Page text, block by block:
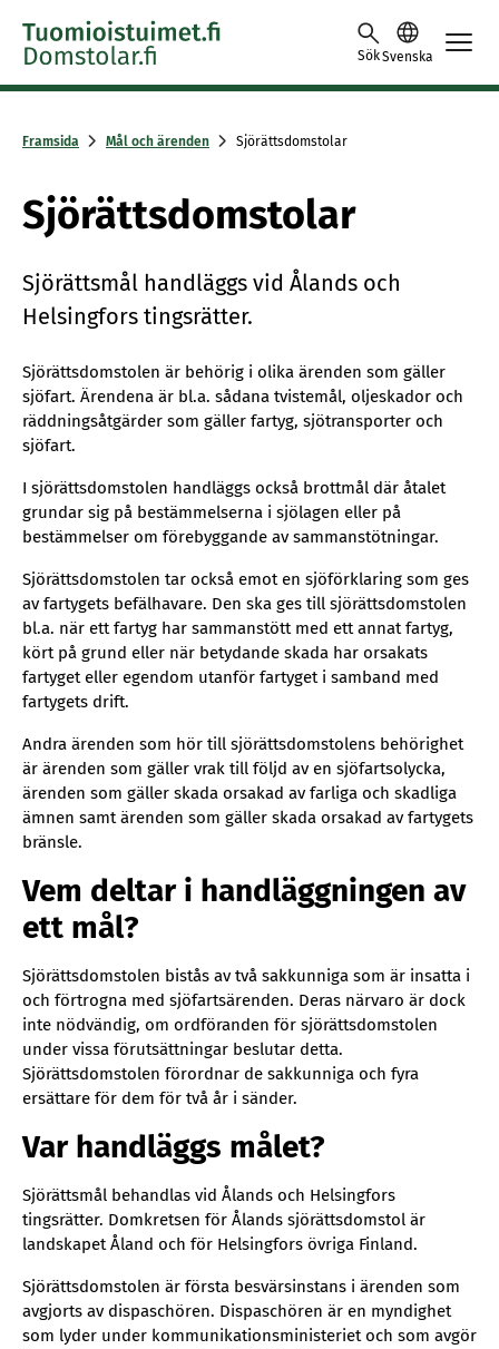
Skip to content -saavutettavuusohje
SökSvenska
Framsida Mål och ärenden Sjörättsdomstolar
Sjörättsdomstolar
Sjörättsmål handläggs vid Ålands och
Helsingfors tingsrätter.
Sjörättsdomstolen är behörig i olika ärenden som gäller
sjöfart. Ärendena är bl.a. sådana tvistemål, oljeskador och
räddningsåtgärder som gäller fartyg, sjötransporter och
sjöfart.
I sjörättsdomstolen handläggs också brottmål där åtalet
grundar sig på bestämmelserna i sjölagen eller på
bestämmelser om förebyggande av sammanstötningar.
Sjörättsdomstolen tar också emot en sjöförklaring som ges
av fartygets befälhavare. Den ska ges till sjörättsdomstolen
bl.a. när ett fartyg har sammanstött med ett annat fartyg,
kört på grund eller när betydande skada har orsakats
fartyget eller egendom utanför fartyget i samband med
fartygets drift.
Andra ärenden som hör till sjörättsdomstolens behörighet
är ärenden som gäller vrak till följd av en sjöfartsolycka,
ärenden som gäller skada orsakad av farliga och skadliga
ämnen samt ärenden som gäller skada orsakad av fartygets
bränsle.
Vem deltar i handläggningen av
ett mål?
Sjörättsdomstolen bistås av två sakkunniga som är insatta i
och förtrogna med sjöfartsärenden. Deras närvaro är dock
inte nödvändig, om ordföranden för sjörättsdomstolen
under vissa förutsättningar beslutar detta.
Sjörättsdomstolen förordnar de sakkunniga och fyra
ersättare för dem för två år i sänder.
Var handläggs målet?
Sjörättsmål behandlas vid Ålands och Helsingfors
tingsrätter. Domkretsen för Ålands sjörättsdomstol är
landskapet Åland och för Helsingfors övriga Finland.
Sjörättsdomstolen är första besvärsinstans i ärenden som
avgjorts av dispaschören. Dispaschören är en myndighet
som lyder under kommunikationsministeriet och som avgör